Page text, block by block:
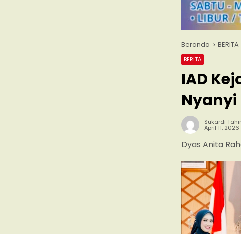
Beranda BERITA
BERITA
IAD
Nyanyi
Sukardi Tahir
April 11, 2026
Dyas Anita